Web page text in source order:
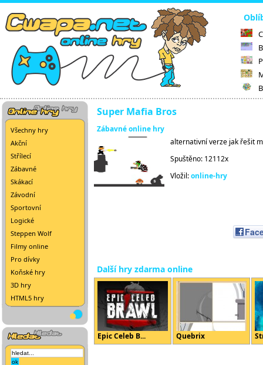
Všechny hry
Akční
Střílecí
Zábavné
Skákací
Závodní
Sportovní
Logické
Steppen Wolf
Filmy online
Pro dívky
Koňské hry
3D hry
HTML5 hry
Super Mafia Bros
Zábavné online hry
alternativní verze jak řešit
Spuštěno: 12112x
Vložil:online-hry
Další hry zdarma online
Epic Celeb B... Quebrix